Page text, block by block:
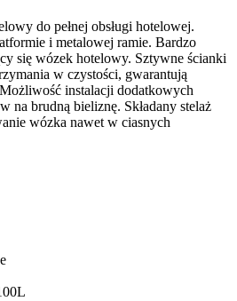
do pełnej obsługi hotelowej.
i metalowej ramie. Bardzo
się wózek hotelowy. Sztywne ścianki
w czystości, gwarantują
instalacji dodatkowych
na brudną bieliznę. Składany stelaż
wózka nawet w ciasnych